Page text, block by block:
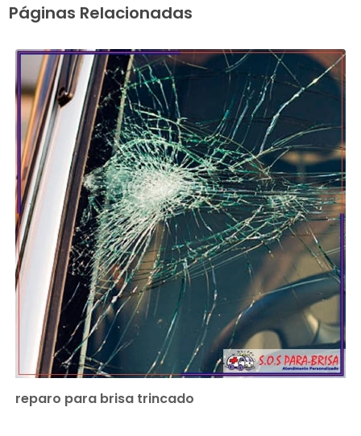
Páginas Relacionadas
reparo para brisa trincado